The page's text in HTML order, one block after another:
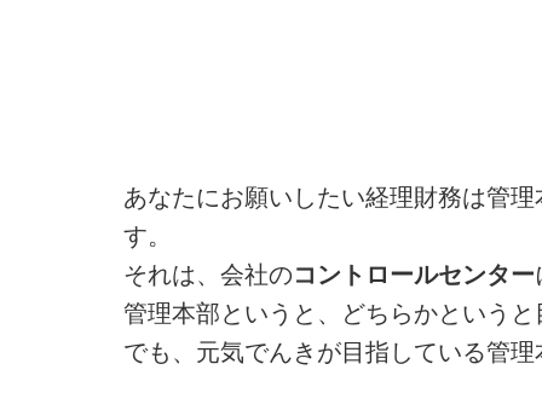
あなたにお願いしたい経理財務は管
す。
それは、会社のコントロールセンター
管理本部というと、どちらかという
でも、元気でんきが目指している管